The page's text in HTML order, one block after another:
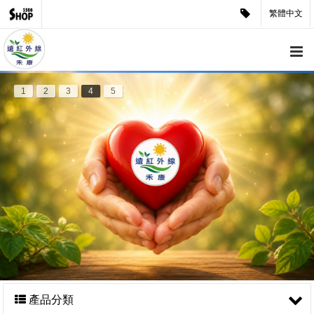
繁體中文
1 2 3 4 5
產品分類